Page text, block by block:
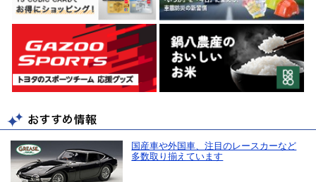
国産車や外国車、注目のレースカーなど
多数取り揃えています